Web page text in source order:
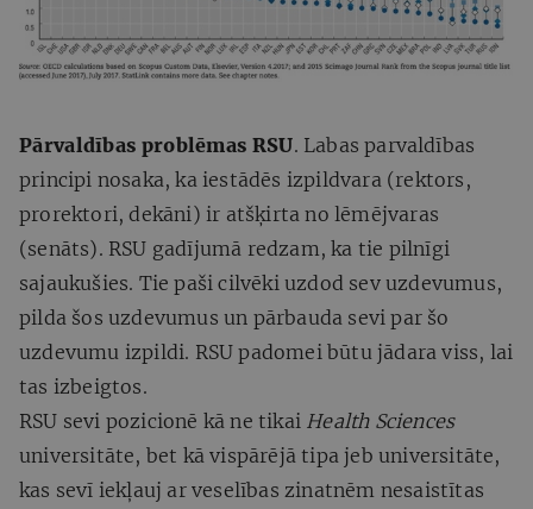
Pārvaldības problēmas RSU. Labas parvaldības
principi nosaka, ka iestādēs izpildvara (rektors,
prorektori, dekāni) ir atšķirta no lēmējvaras
(senāts). RSU gadījumā redzam, ka tie pilnīgi
sajaukušies. Tie paši cilvēki uzdod sev uzdevumus,
pilda šos uzdevumus un pārbauda sevi par šo
uzdevumu izpildi. RSU padomei būtu jādara viss, lai
tas izbeigtos.
RSU sevi pozicionē kā ne tikai Health Sciences
universitāte, bet kā vispārējā tipa jeb universitāte,
kas sevī iekļauj ar veselības zinatnēm nesaistītas